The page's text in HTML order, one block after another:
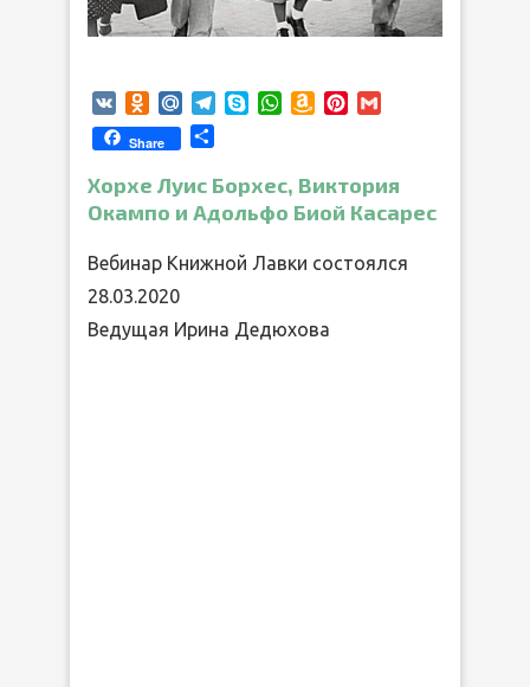
VK Odnoklassniki
Mail.RuTelegram
SkypeWhatsApp
AmazonPinterest
Share
Хорхе Луис Борхес, Виктория
Окампо и Адольфо Биой Касарес
Вебинар Книжной Лавки состоялся
28.03.2020
Ведущая Ирина Дедюхова